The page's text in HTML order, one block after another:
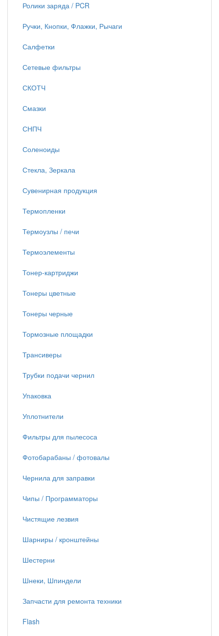
Ролики заряда / PCR
Ручки, Кнопки, Флажки, Рычаги
Салфетки
Сетевые фильтры
СКОТЧ
Смазки
СНПЧ
Соленоиды
Стекла, Зеркала
Сувенирная продукция
Термопленки
Термоузлы / печи
Термоэлементы
Тонер-картриджи
Тонеры цветные
Тонеры черные
Тормозные площадки
Трансиверы
Трубки подачи чернил
Упаковка
Уплотнители
Фильтры для пылесоса
Фотобарабаны / фотовалы
Чернила для заправки
Чипы / Программаторы
Чистящие лезвия
Шарниры / кронштейны
Шестерни
Шнеки, Шпиндели
Запчасти для ремонта техники
Flash